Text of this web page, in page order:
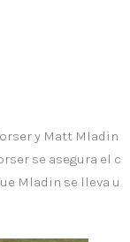
y Matt Mladin
se asegura el
Mladin se lleva